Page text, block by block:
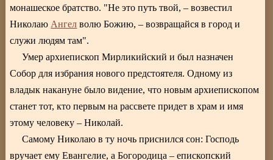
монашеское братство. "Не это путь твой, – возвестил
Николаю Ангел волю Божию, – возвращайся в город и
служи людям там".
Умер архиепископ Мирликийский и был назначен
Собор для избрания нового предстоятеля. Одному из
владык накануне было видение, что новым архиепископом
станет тот, кто первым на рассвете придет в храм и имя
этому человеку – Николай.
Самому Николаю в ту ночь приснился сон: Господь
вручает ему Евангелие, а Богородица – епископский